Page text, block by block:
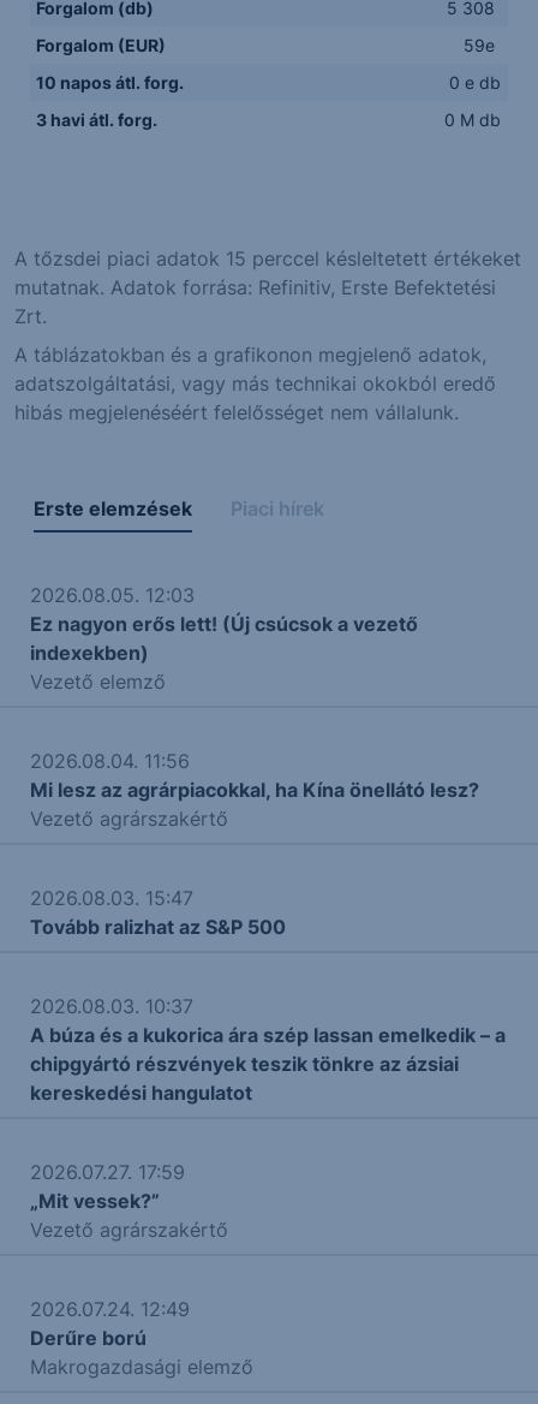
Forgalom (db)
5 308
Forgalom (EUR)
59e
10 napos átl. forg.
0 e db
3 havi átl. forg.
0 M db
A tőzsdei piaci adatok 15 perccel késleltetett értékeket
mutatnak. Adatok forrása: Refinitiv, Erste Befektetési
Zrt.
A táblázatokban és a grafikonon megjelenő adatok,
adatszolgáltatási, vagy más technikai okokból eredő
hibás megjelenéséért felelősséget nem vállalunk.
Erste elemzések Piaci hírek
2026.08.05. 12:03
Ez nagyon erős lett! (Új csúcsok a vezető
indexekben)
Vezető elemző
2026.08.04. 11:56
Mi lesz az agrárpiacokkal, ha Kína önellátó lesz?
Vezető agrárszakértő
2026.08.03. 15:47
Tovább ralizhat az S&P 500
2026.08.03. 10:37
A búza és a kukorica ára szép lassan emelkedik – a
chipgyártó részvények teszik tönkre az ázsiai
kereskedési hangulatot
2026.07.27. 17:59
„Mit vessek?”
Vezető agrárszakértő
2026.07.24. 12:49
Derűre ború
Makrogazdasági elemző